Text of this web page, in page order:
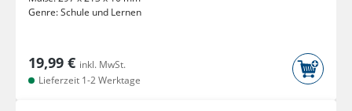
Genre:Schule und Lernen
19,99 € inkl. MwSt.
Lieferzeit 1-2 Werktage